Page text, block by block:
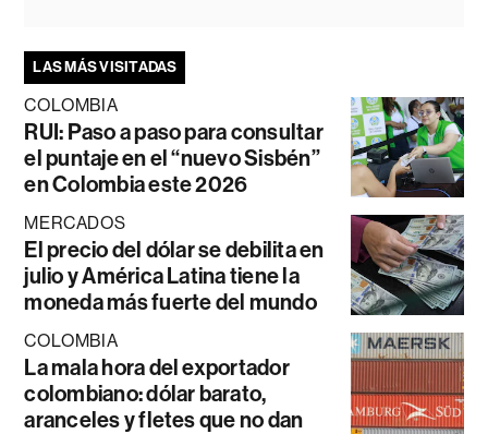
LAS MÁS VISITADAS
COLOMBIA
RUI: Paso a paso para consultar
el puntaje en el “nuevo Sisbén”
en Colombia este 2026
MERCADOS
El precio del dólar se debilita en
julio y América Latina tiene la
moneda más fuerte del mundo
COLOMBIA
La mala hora del exportador
colombiano: dólar barato,
aranceles y fletes que no dan